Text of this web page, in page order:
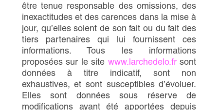
être tenue responsable des omissions, des
inexactitudes et des carences dans la mise à
jour, qu’elles soient de son fait ou du fait des
tiers partenaires qui lui fournissent ces
informations. Tous les informations
proposées sur le site www.larchedelo.frsont
données à titre indicatif, sont non
exhaustives, et sont susceptibles d’évoluer.
Elles sont données sous réserve de
modifications ayant été apportées depuis